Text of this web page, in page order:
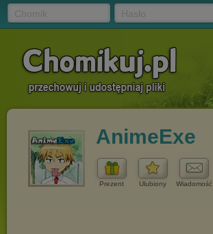
AnimeExe
Prezent Ulubiony Wiadomość